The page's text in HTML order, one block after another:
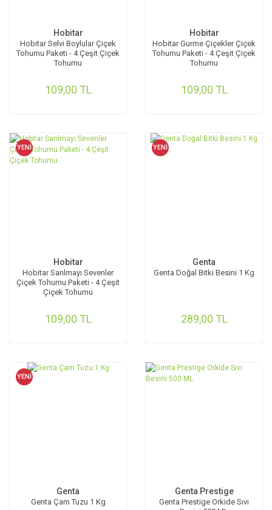
Hobitar
Hobitar Selvi Boylular Çiçek
Tohumu Paketi - 4 Çeşit Çiçek
Tohumu
109,00 TL
Hobitar
Hobitar Gurme Çiçekler Çiçek
Tohumu Paketi - 4 Çeşit Çiçek
Tohumu
109,00 TL
YENİ
Hobitar
Hobitar Sarılmayı Sevenler
Çiçek Tohumu Paketi - 4 Çeşit
Çiçek Tohumu
109,00 TL
YENİ
Genta
Genta Doğal Bitki Besini 1 Kg
289,00 TL
YENİ
Genta
Genta Çam Tuzu 1 Kg
Genta Prestige
Genta Prestige Orkide Sıvı